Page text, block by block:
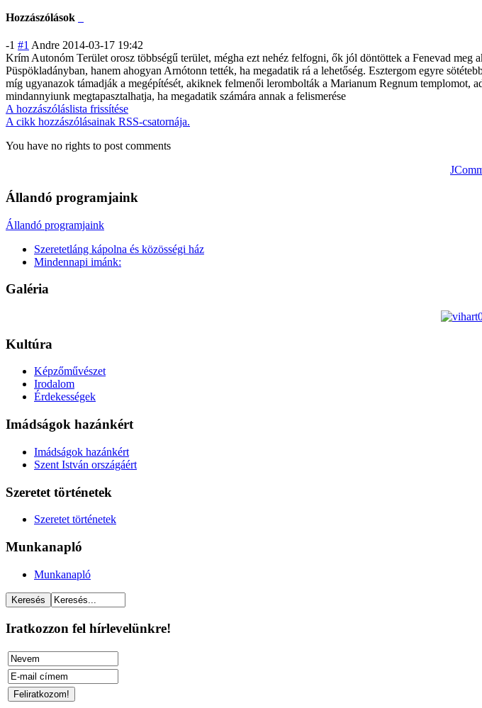
Hozzászólások
-1 #1 Andre 2014-03-17 19:42
Krím Autonóm Terület orosz többségű terület, mégha ezt nehéz felfogni, ők jól döntöttek a Fenevad
Püspökladányban, hanem ahogyan Arnótonn tették, ha megadatik rá a lehetőség. Esztergom egyre
míg ugyanazok támadják a megépítését, akiknek felmenői lerombolták a Marianum Regnum templomot,
mindannyiunk megtapasztalhatja, ha megadatik számára annak a felismerése
A hozzászóláslista frissítése
A cikk hozzászólásainak RSS-csatornája.
You have no rights to post comments
Állandó programjaink
Állandó programjaink
Szeretetláng kápolna és közösségi ház
Mindennapi imánk:
Galéria
Kultúra
Képzőművészet
Irodalom
Érdekességek
Imádságok hazánkért
Imádságok hazánkért
Szent István országáért
Szeretet történetek
Szeretet történetek
Munkanapló
Munkanapló
Iratkozzon fel hírlevelünkre!